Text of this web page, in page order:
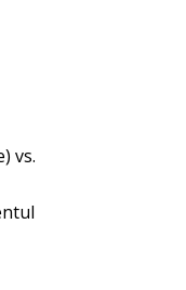
vs.